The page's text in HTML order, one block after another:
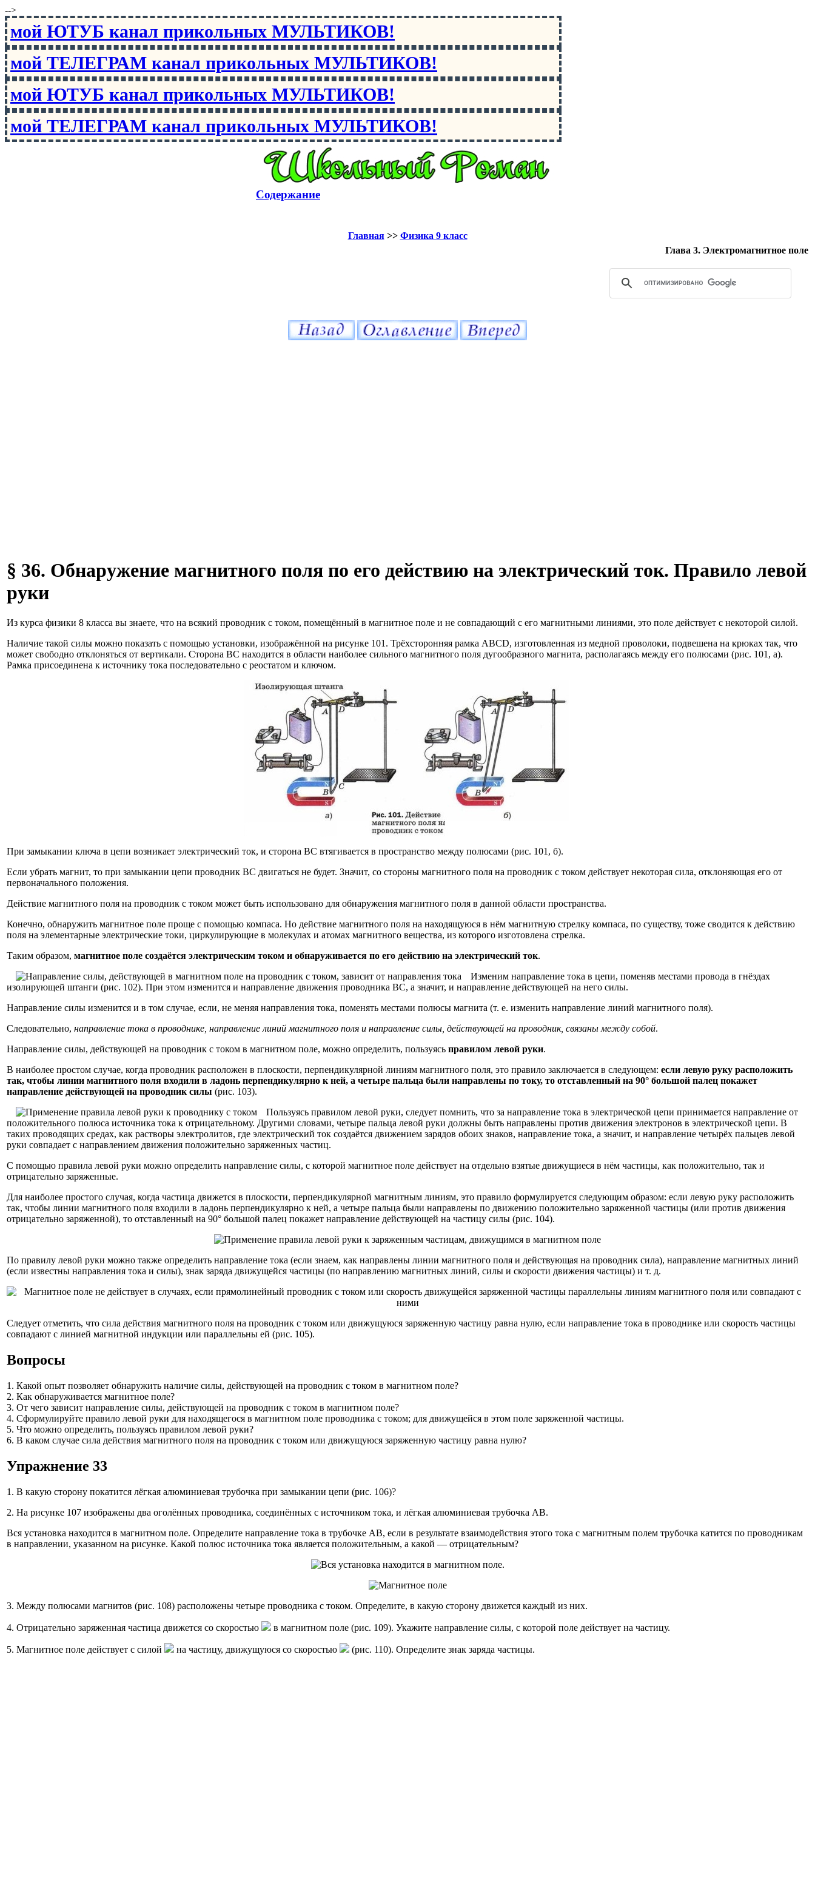
-->
мой ЮТУБ канал прикольных МУЛЬТИКОВ!
мой ТЕЛЕГРАМ канал прикольных МУЛЬТИКОВ!
мой ЮТУБ канал прикольных МУЛЬТИКОВ!
мой ТЕЛЕГРАМ канал прикольных МУЛЬТИКОВ!
Содержание
Главная>> Физика 9 класс
Глава 3. Электромагнитное поле
§ 36. Обнаружение магнитного поля по его действию на электрический ток. Правило левой
руки
Из курса физики 8 класса вы знаете, что на всякий проводник с током, помещённый в магнитное поле и не совпадающий с его магнитными линиями, это поле действует с некоторой силой.
Наличие такой силы можно показать с помощью установки, изображённой на рисунке 101. Трёхсторонняя рамка ABCD, изготовленная из медной проволоки, подвешена на крюках так, что
может свободно отклоняться от вертикали. Сторона ВС находится в области наиболее сильного магнитного поля дугообразного магнита, располагаясь между его полюсами (рис. 101, а).
Рамка присоединена к источнику тока последовательно с реостатом и ключом.
При замыкании ключа в цепи возникает электрический ток, и сторона ВС втягивается в пространство между полюсами (рис. 101, б).
Если убрать магнит, то при замыкании цепи проводник ВС двигаться не будет. Значит, со стороны магнитного поля на проводник с током действует некоторая сила, отклоняющая его от
первоначального положения.
Действие магнитного поля на проводник с током может быть использовано для обнаружения магнитного поля в данной области пространства.
Конечно, обнаружить магнитное поле проще с помощью компаса. Но действие магнитного поля на находящуюся в нём магнитную стрелку компаса, по существу, тоже сводится к действию
поля на элементарные электрические токи, циркулирующие в молекулах и атомах магнитного вещества, из которого изготовлена стрелка.
Таким образом, магнитное поле создаётся электрическим током и обнаруживается по его действию на электрический ток.
Изменим направление тока в цепи, поменяв местами провода в гнёздах
изолирующей штанги (рис. 102). При этом изменится и направление движения проводника ВС, а значит, и направление действующей на него силы.
Направление силы изменится и в том случае, если, не меняя направления тока, поменять местами полюсы магнита (т. е. изменить направление линий магнитного поля).
Следовательно, направление тока в проводнике, направление линий магнитного поля и направление силы, действующей на проводник, связаны между собой.
Направление силы, действующей на проводник с током в магнитном поле, можно определить, пользуясь правилом левой руки.
В наиболее простом случае, когда проводник расположен в плоскости, перпендикулярной линиям магнитного поля, это правило заключается в следующем: если левую руку расположить
так, чтобы линии магнитного поля входили в ладонь перпендикулярно к ней, а четыре пальца были направлены по току, то отставленный на 90° большой палец покажет
направление действующей на проводник силы (рис. 103).
Пользуясь правилом левой руки, следует помнить, что за направление тока в электрической цепи принимается направление от
положительного полюса источника тока к отрицательному. Другими словами, четыре пальца левой руки должны быть направлены против движения электронов в электрической цепи. В
таких проводящих средах, как растворы электролитов, где электрический ток создаётся движением зарядов обоих знаков, направление тока, а значит, и направление четырёх пальцев левой
руки совпадает с направлением движения положительно заряженных частиц.
С помощью правила левой руки можно определить направление силы, с которой магнитное поле действует на отдельно взятые движущиеся в нём частицы, как положительно, так и
отрицательно заряженные.
Для наиболее простого случая, когда частица движется в плоскости, перпендикулярной магнитным линиям, это правило формулируется следующим образом: если левую руку расположить
так, чтобы линии магнитного поля входили в ладонь перпендикулярно к ней, а четыре пальца были направлены по движению положительно заряженной частицы (или против движения
отрицательно заряженной), то отставленный на 90° большой палец покажет направление действующей на частицу силы (рис. 104).
По правилу левой руки можно также определить направление тока (если знаем, как направлены линии магнитного поля и действующая на проводник сила), направление магнитных линий
(если известны направления тока и силы), знак заряда движущейся частицы (по направлению магнитных линий, силы и скорости движения частицы) и т. д.
Следует отметить, что сила действия магнитного поля на проводник с током или движущуюся заряженную частицу равна нулю, если направление тока в проводнике или скорость частицы
совпадают с линией магнитной индукции или параллельны ей (рис. 105).
Вопросы
1. Какой опыт позволяет обнаружить наличие силы, действующей на проводник с током в магнитном поле?
2. Как обнаруживается магнитное поле?
3. От чего зависит направление силы, действующей на проводник с током в магнитном поле?
4. Сформулируйте правило левой руки для находящегося в магнитном поле проводника с током; для движущейся в этом поле заряженной частицы.
5. Что можно определить, пользуясь правилом левой руки?
6. В каком случае сила действия магнитного поля на проводник с током или движущуюся заряженную частицу равна нулю?
Упражнение 33
1. В какую сторону покатится лёгкая алюминиевая трубочка при замыкании цепи (рис. 106)?
2. На рисунке 107 изображены два оголённых проводника, соединённых с источником тока, и лёгкая алюминиевая трубочка АВ.
Вся установка находится в магнитном поле. Определите направление тока в трубочке АВ, если в результате взаимодействия этого тока с магнитным полем трубочка катится по проводникам
в направлении, указанном на рисунке. Какой полюс источника тока является положительным, а какой — отрицательным?
3. Между полюсами магнитов (рис. 108) расположены четыре проводника с током. Определите, в какую сторону движется каждый из них.
4. Отрицательно заряженная частица движется со скоростью в магнитном поле (рис. 109). Укажите направление силы, с которой поле действует на частицу.
5. Магнитное поле действует с силой на частицу, движущуюся со скоростью (рис. 110). Определите знак заряда частицы.